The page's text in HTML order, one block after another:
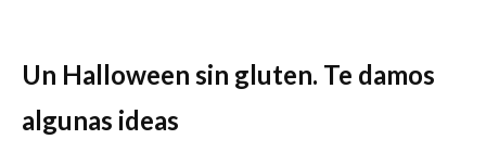
Un Halloween sin gluten. Te damos
algunas ideas